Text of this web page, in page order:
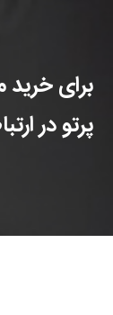
برای خرید
پرتو در